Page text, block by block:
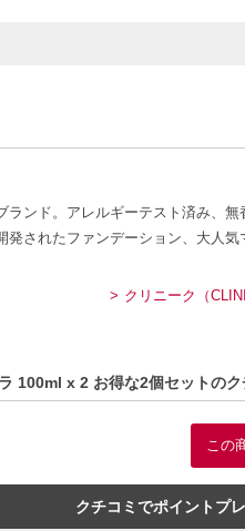
ンド。アレルギーテスト済み、無
されたファンデーション、大人気
クリニーク（
100ml x 2 お得な2個セットのク
この
クチコミでポイントプ